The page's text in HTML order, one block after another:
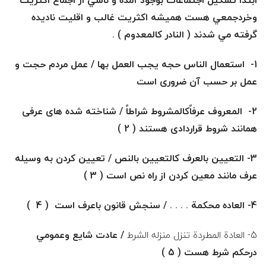
وخردجمعي هست هميشه اكثريت غالب و اقليت ناديده
گرفته مي شدند ( النادر كالمعدوم ) .
1- استعمال الناس حجه یجب العمل بها
/ عمل مردم حجت و
عمل بر حسب آن ضروری است
2- المعروف عرفاًکالمشروط شراطاً
/ شناخته شده های عرفی
همانند شروط قراردادی هستند ( 2 )
3- التعیین بالعرف کالتعیین بالنص
/ تعیین کردن به وسیله
عرف مانند معین کردن از راه نص است ( 3 )
4- العاده محكمة . . . .
/ سنجش قانون باعرف است ( 4 )
5- العادة المطردة تنزل منزله الشرط
/ عادت شايع وعمومي
درحكم شرط هست ( 5 )